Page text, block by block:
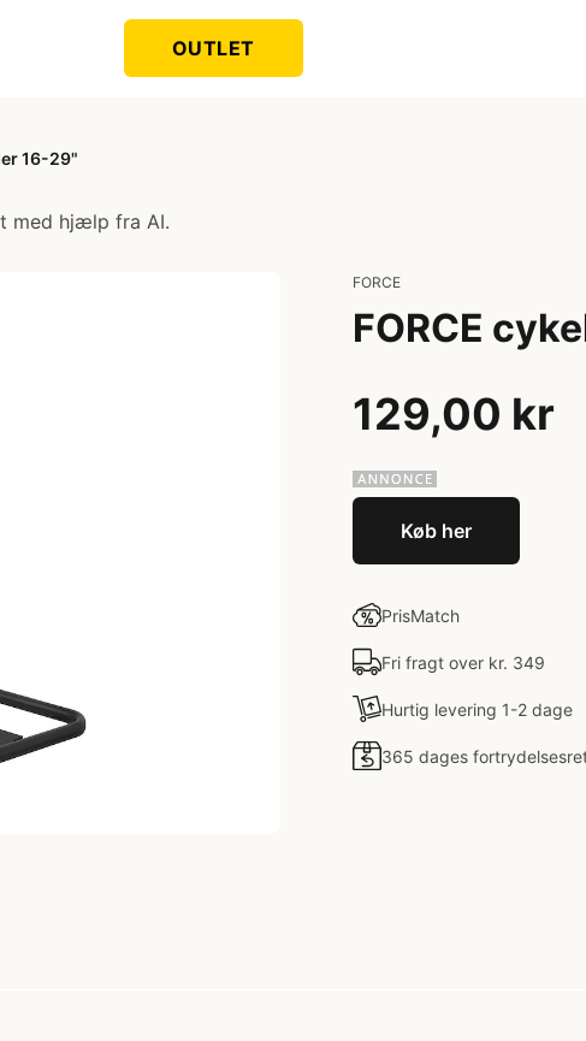
OUTLET
16-29"
med hjælp fra AI.
FORCE
FORCE
129,00 kr
Køb her
PrisMatch
Fri fragt over kr. 349
Hurtig levering 1-2 dage
365 dages